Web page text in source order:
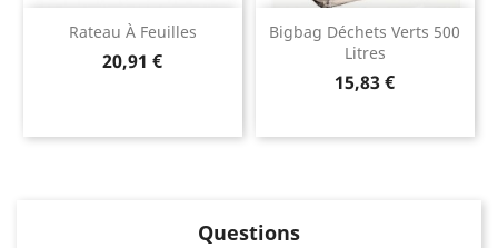
Rateau À Feuilles
Prix
20,91 €
Bigbag Déchets Verts 500
Litres
Prix
15,83 €
Questions